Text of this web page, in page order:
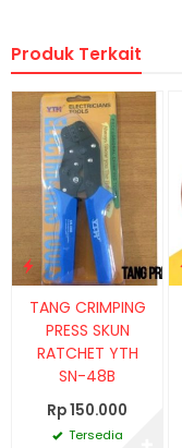
Produk Terkait
TANG CRIMPING
PRESS SKUN
RATCHET YTH
SN-48B
Rp 150.000
Tersedia